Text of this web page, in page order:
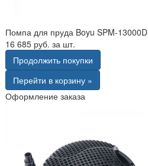
Помпа для пруда Boyu SPM-13000D
16 685 руб. за шт.
Продолжить покупки
Перейти в корзину »
Оформление заказа